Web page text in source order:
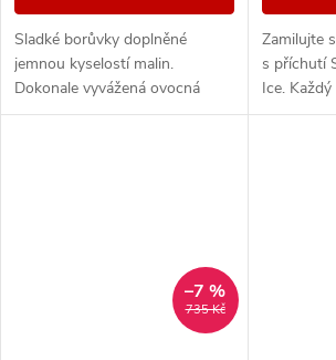
Sladké borůvky doplněné
jemnou kyselostí malin.
Dokonale vyvážená ovocná
směs, která kombinuje sladké i
Zamilujte
s příchutí
Ice.
sytou
735 Kč
–7 %